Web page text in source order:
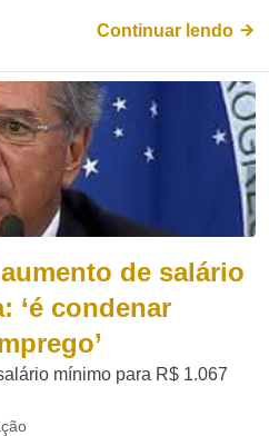
Continuar lendo
de salário
‘é condenar
mínimo para R$ 1.067